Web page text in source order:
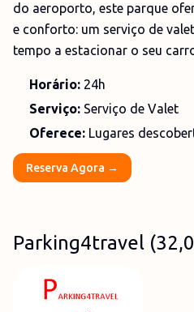
do aeroporto, este parque
e conforto: um serviço de
tempo a estacionar o seu
Horário: 24h
Serviço: Serviço de Valet
Oferece: Lugares
Reserva Agora →
Parking4travel (